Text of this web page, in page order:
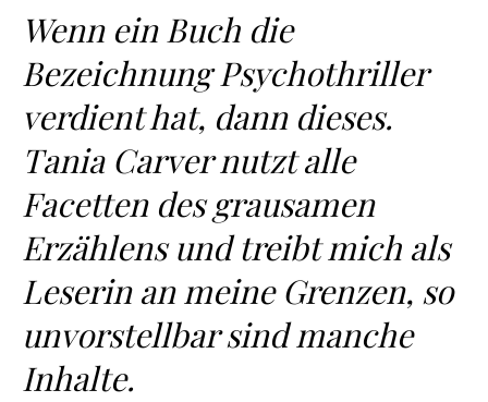
Wenn ein Buch die
Bezeichnung Psychothriller
verdient hat, dann dieses.
Tania Carver nutzt alle
Facetten des grausamen
Erzählens und treibt mich als
Leserin an meine Grenzen, so
unvorstellbar sind manche
Inhalte.